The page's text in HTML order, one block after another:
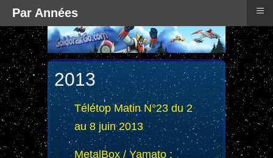
2013
Télétop Matin N°23 du 2
au 8 juin 2013
MetalBox / Yamato :
Par Années ≡